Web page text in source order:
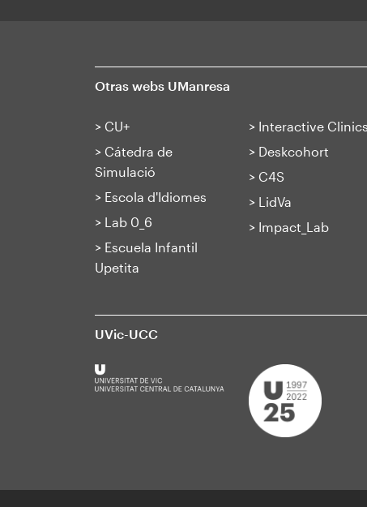
Otras webs UManresa
> CU+
> Cátedra de
Simulació
> Escola d'Idiomes
> Lab 0_6
> Escuela Infantil
Upetita
> Interactive Clinics
> Deskcohort
> C4S
> LidVa
> Impact_Lab
UVic-UCC